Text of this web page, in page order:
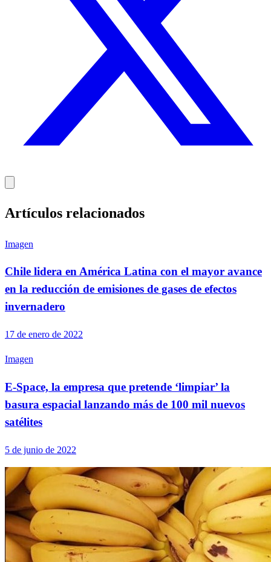
Artículos relacionados
Imagen
Chile lidera en América Latina con el mayor avance
en la reducción de emisiones de gases de efectos
invernadero
17 de enero de 2022
Imagen
E-Space, la empresa que pretende ‘limpiar’ la
basura espacial lanzando más de 100 mil nuevos
satélites
5 de junio de 2022